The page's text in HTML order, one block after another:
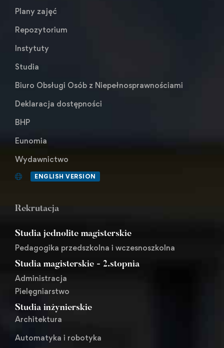
Plany zajęć
Repozytorium
Instytuty
Studia
Biuro Obsługi Osób z Niepełnosprawnościami
Deklaracja dostępności
BHP
Eunomia
Wydawnictwo
ENGLISH VERSION
Rekrutacja
Studia jednolite magisterskie
Pedagogika przedszkolna i wczesnoszkolna
Studia magisterskie - 2.stopnia
Administracja
Pielęgniarstwo
Studia inżynierskie
Architektura
Automatyka i robotyka